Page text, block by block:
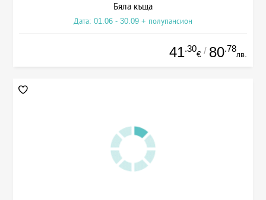
Бяла къща
Дата: 01.06 - 30.09 + полупансион
41.30
€ / 80.78
лв.